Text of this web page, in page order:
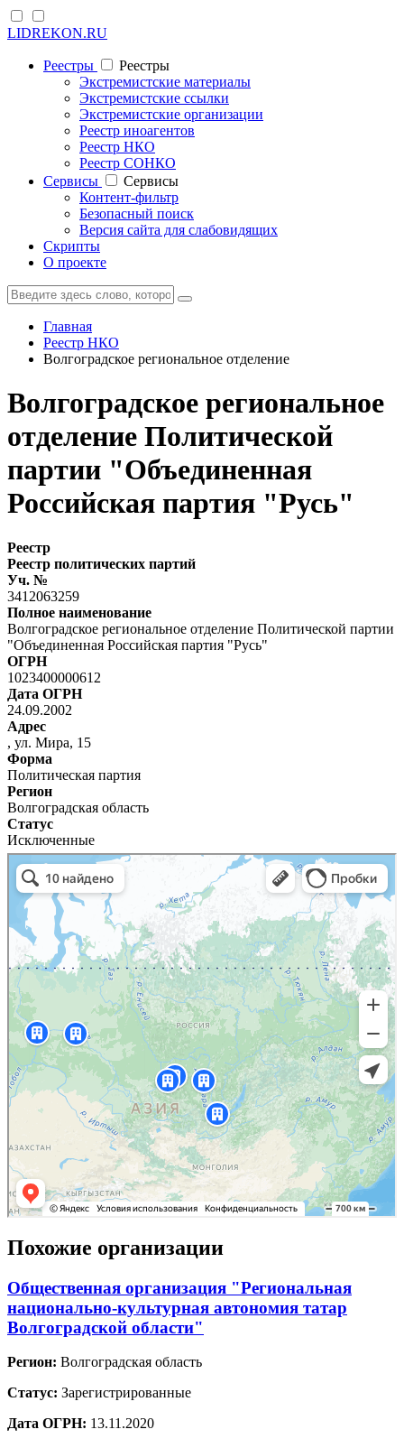
LIDREKON.RU
Реестры
Реестры
Экстремистские материалы
Экстремистские ссылки
Экстремистские организации
Реестр иноагентов
Реестр НКО
Реестр СОНКО
Cервисы
Cервисы
Контент-фильтр
Безопасный поиск
Версия сайта для слабовидящих
Скрипты
О проекте
Главная
Реестр НКО
Волгоградское региональное отделение
Волгоградское региональное
отделение Политической
партии "Объединенная
Российская партия "Русь"
Реестр
Реестр политических партий
Уч. №
3412063259
Полное наименование
Волгоградское региональное отделение Политической партии
"Объединенная Российская партия "Русь"
ОГРН
1023400000612
Дата ОГРН
24.09.2002
Адрес
, ул. Мира, 15
Форма
Политическая партия
Регион
Волгоградская область
Статус
Исключенные
Похожие организации
Общественная организация "Региональная
национально-культурная автономия татар
Волгоградской области"
Регион: Волгоградская область
Статус: Зарегистрированные
Дата ОГРН: 13.11.2020